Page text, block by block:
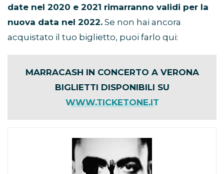
date nel 2020 e 2021 rimarranno validi per la
nuova data nel 2022. Se non hai ancora
acquistato il tuo biglietto, puoi farlo qui:
MARRACASH IN CONCERTO A VERONA
BIGLIETTI DISPONIBILI SU
WWW.TICKETONE.IT